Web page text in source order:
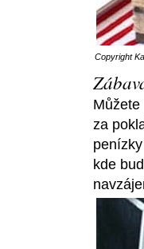
Copyright
za
kde